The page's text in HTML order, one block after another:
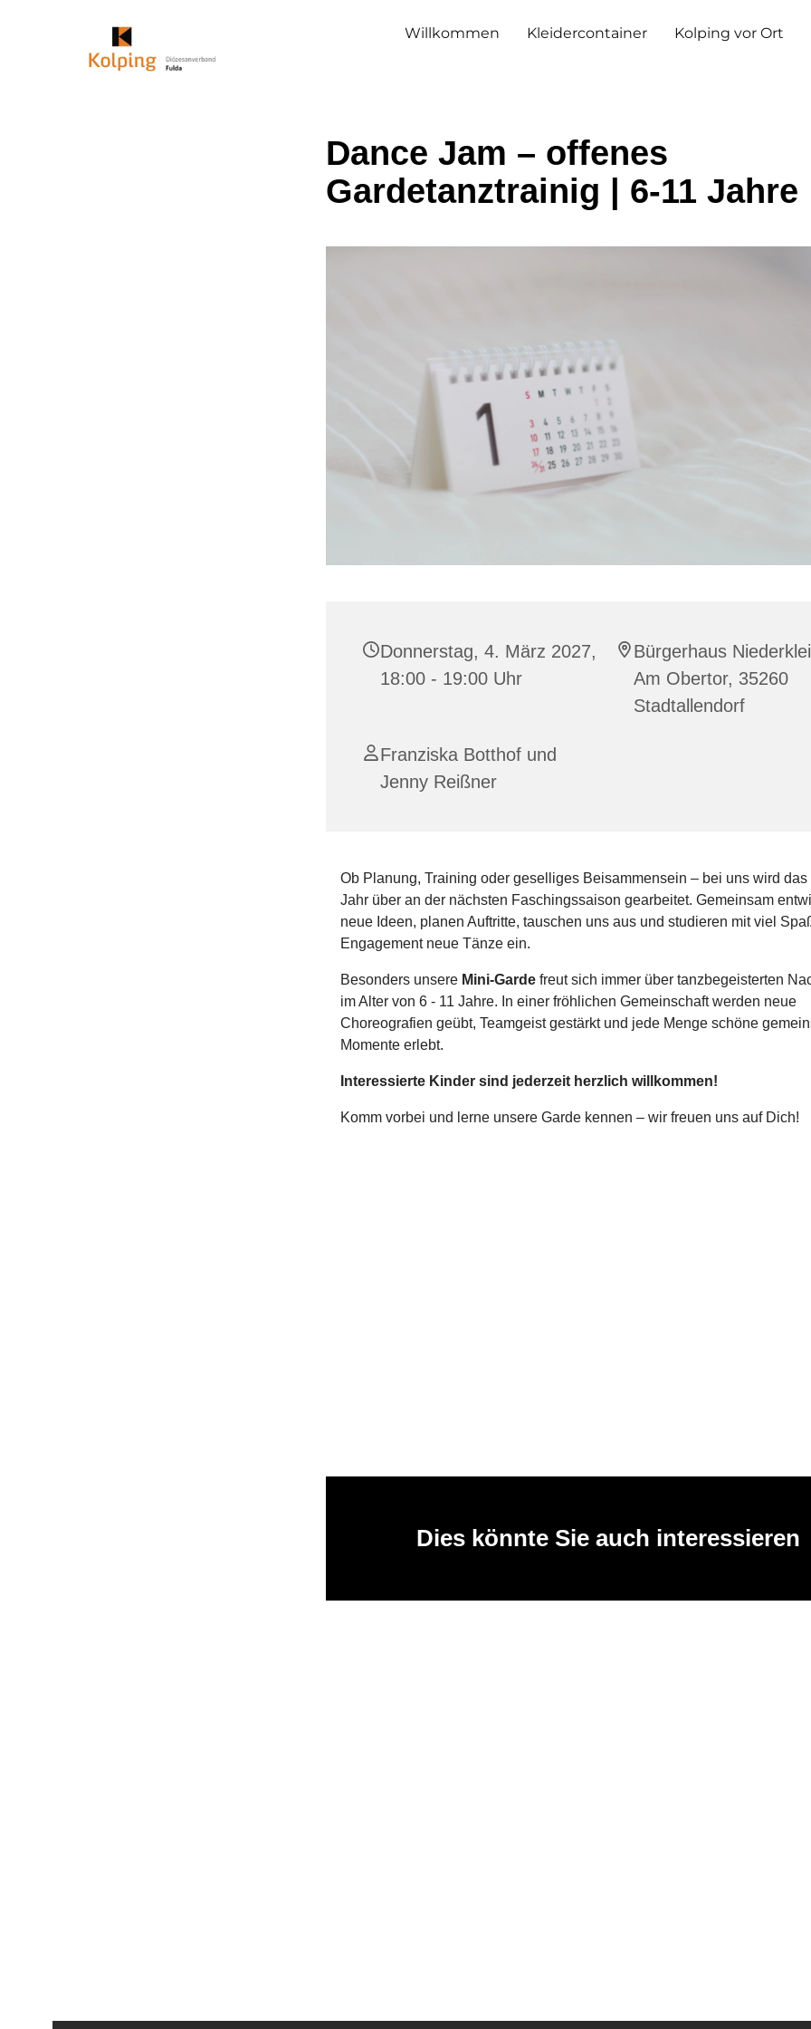
Willkommen Kleidercontainer Kolping vor Ort
Dance Jam – offenes
Gardetanztrainig | 6-11 Jahre
Donnerstag, 4. März 2027,
18:00 - 19:00 Uhr
Bürgerhaus
Am Obertor, 35260
Stadtallendorf
Franziska Botthof und
Jenny Reißner
Ob Planung, Training oder geselliges Beisammensein – bei uns wird das
Jahr über an der nächsten Faschingssaison gearbeitet. Gemeinsam
neue Ideen, planen Auftritte, tauschen uns aus und studieren mit viel
Engagement neue Tänze ein.
Besonders unsere Mini-Gardefreut sich immer über tanzbegeisterten
im Alter von 6 - 11 Jahre. In einer fröhlichen Gemeinschaft werden neue
Choreografien geübt, Teamgeist gestärkt und jede Menge schöne
Momente erlebt.
Interessierte Kinder sind jederzeit herzlich willkommen!
Komm vorbei und lerne unsere Garde kennen – wir freuen uns auf Dich!
Dies könnte Sie auch interessieren